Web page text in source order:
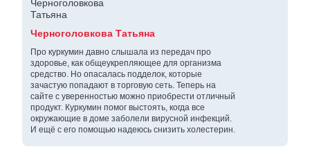
Черноголовкова Татьяна
Про куркумин давно слышала из передач про
здоровье, как общеукрепляющее для организма
средство. Но опасалась подделок, которые
зачастую попадают в торговую сеть. Теперь на
сайте с уверенностью можно приобрести отличный
продукт. Куркумин помог выстоять, когда все
окружающие в доме заболели вирусной инфекций.
И ещё с его помощью надеюсь снизить холестерин.